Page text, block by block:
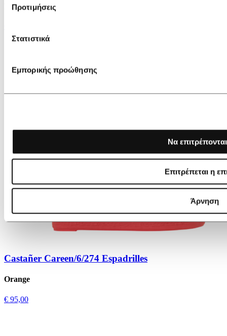
Προτιμήσεις
Στατιστικά
Εμπορικής προώθησης
Να
Επιτρέπεται η
Άρνηση
Red
Castañer Careen/6/274 Espadrilles
Orange
€ 95,00